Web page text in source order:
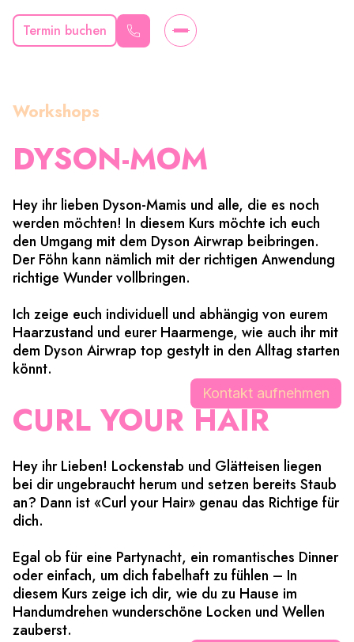
Termin buchen
Workshops
DYSON-MOM
Hey ihr lieben Dyson-Mamis und alle, die es noch
werden möchten! In diesem Kurs möchte ich euch
den Umgang mit dem Dyson Airwrap beibringen.
Der Föhn kann nämlich mit der richtigen Anwendung
richtige Wunder vollbringen.
Ich zeige euch individuell und abhängig von eurem
Haarzustand und eurer Haarmenge, wie auch ihr mit
dem Dyson Airwrap top gestylt in den Alltag starten
könnt.
Kontakt aufnehmen
CURL YOUR HAIR
Hey ihr Lieben! Lockenstab und Glätteisen liegen
bei dir ungebraucht herum und setzen bereits Staub
an? Dann ist «Curl your Hair» genau das Richtige für
dich.
Egal ob für eine Partynacht, ein romantisches Dinner
oder einfach, um dich fabelhaft zu fühlen – In
diesem Kurs zeige ich dir, wie du zu Hause im
Handumdrehen wunderschöne Locken und Wellen
zauberst.